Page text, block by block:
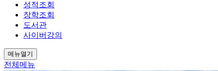
성적조회
장학조회
도서관
사이버강의
메뉴열기
전체메뉴